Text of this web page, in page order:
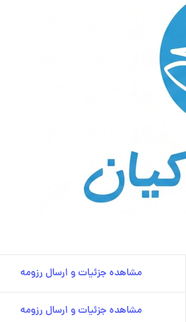
مشاهده جزئیات و ارسال رزومه
مشاهده جزئیات و ارسال رزومه